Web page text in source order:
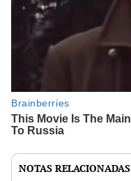
NOTAS RELACIONADAS